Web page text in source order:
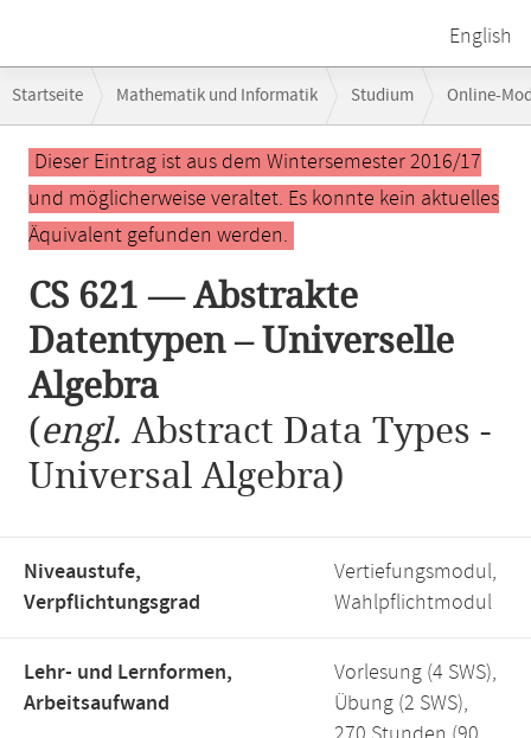
English
Navigation
Startseite Mathematik und Informatik Studium Online-
Hauptinhalt
Dieser Eintrag ist aus dem Wintersemester 2016/17
und möglicherweise veraltet. Es konnte kein aktuelles
Äquivalent gefunden werden.
CS 621 — Abstrakte
Datentypen – Universelle
Algebra
(engl. Abstract Data Types -
Universal Algebra)
Niveaustufe,
Verpflichtungsgrad
Vertiefungsmodul,
Wahlpflichtmodul
Lehr- und Lernformen,
Arbeitsaufwand
Vorlesung (4 SWS),
Übung (2 SWS),